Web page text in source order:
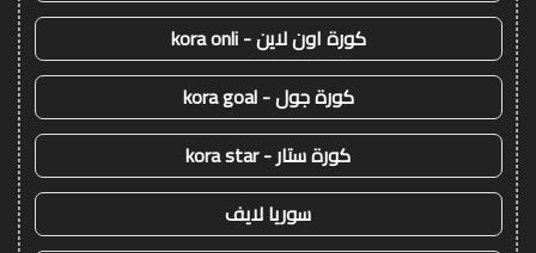
كورة اون لاين - kora onli
كورة جول - kora goal
كورة ستار - kora star
سوريا لايف